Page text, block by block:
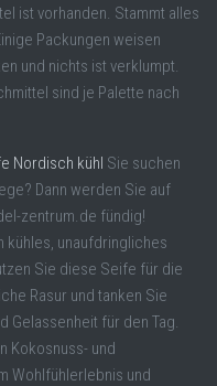
ist vorhanden. Stammt alles
Packungen weisen
und nichts ist verklumpt.
sind je Palette nach
Nordisch kühl Sie suchen
Dann werden Sie auf
zentrum.de fündig!
kühles, unaufdringliches
Sie diese Seife für die
Rasur und tanken Sie
Gelassenheit für den Tag.
Kokosnuss- und
Wohlfühlerlebnis und